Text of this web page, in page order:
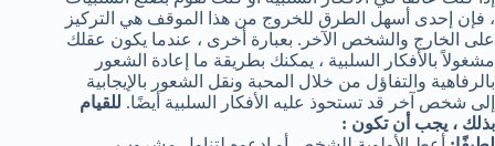
، فإن إحدى أسهل الطرق للخروج من هذا الموقف هي التركيز
على الخارج والشخص الآخر. بعبارة أخرى ، عندما يكون عقلك
مشغولاً بالأفكار السلبية ، يمكنك بطريقة ما إعادة الشعور
بالرفاهية والتفاؤل من خلال المحبة ونقل الشعور بالإيجابية
إلى شخص آخر قد تستحوذ عليه الأفكار السلبية أيضًا. للقيام
بذلك ، يجب أن تكون :